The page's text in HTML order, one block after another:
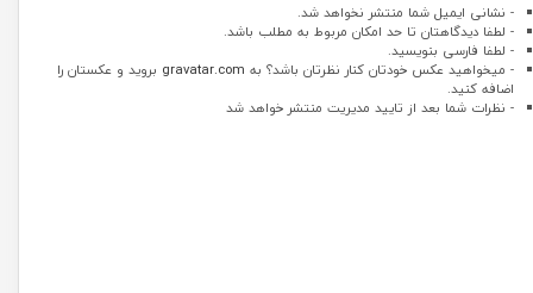
- نشانی ایمیل شما منتشر نخواهد شد.
- لطفا دیدگاهتان تا حد امکان مربوط به مطلب باشد.
- لطفا فارسی بنویسید.
- میخواهید عکس خودتان کنار نظرتان باشد؟ به gravatar.com بروید و عکستان را
اضافه کنید.
- نظرات شما بعد از تایید مدیریت منتشر خواهد شد